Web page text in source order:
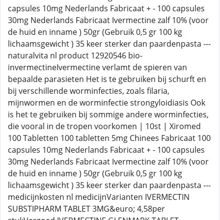
capsules 10mg Nederlands Fabricaat + - 100 capsules
30mg Nederlands Fabricaat Ivermectine zalf 10% (voor
de huid en inname ) 50gr (Gebruik 0,5 gr 100 kg
lichaamsgewicht ) 35 keer sterker dan paardenpasta ---
naturalvita nl product 12920546 bio-
invermectineIvermectine verlamt de spieren van
bepaalde parasieten Het is te gebruiken bij schurft en
bij verschillende worminfecties, zoals filaria,
mijnwormen en de worminfectie strongyloidiasis Ook
is het te gebruiken bij sommige andere worminfecties,
die vooral in de tropen voorkomen | 10st | Xiromed
100 Tabletten 100 tabletten 5mg Chinees Fabricaat 100
capsules 10mg Nederlands Fabricaat + - 100 capsules
30mg Nederlands Fabricaat Ivermectine zalf 10% (voor
de huid en inname ) 50gr (Gebruik 0,5 gr 100 kg
lichaamsgewicht ) 35 keer sterker dan paardenpasta ---
medicijnkosten nl medicijnVarianten IVERMECTIN
SUBSTIPHARM TABLET 3MG&euro; 4,58per